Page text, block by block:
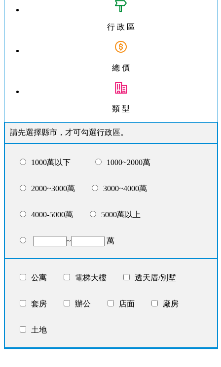
行 政 區
總 價
類 型
請先選擇縣市，才可勾選行政區。
1000萬以下 1000~2000萬
2000~3000萬 3000~4000萬
4000-5000萬 5000萬以上
~ 萬
公寓 電梯大樓 透天厝/別墅
套房 辦公 店面 廠房
土地